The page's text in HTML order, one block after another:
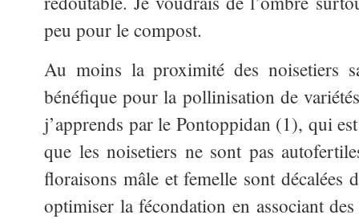
peu pour le compost.
Au moins la proximité des noisetiers
bénéfique pour la pollinisation de
j’apprends par le Pontoppidan (1), qui
que les noisetiers ne sont pas
floraisons mâle et femelle sont décalées
optimiser la fécondation en associant